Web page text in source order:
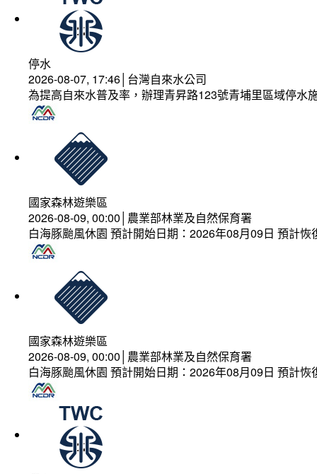
停水
2026-08-07, 17:46│台灣自來水公司
為提高自來水普及率，辦理青昇路123號青埔里區域停水
國家森林遊樂區
2026-08-09, 00:00│農業部林業及自然保育署
白海豚颱風休園 預計開始日期：2026年08月09日 預計
國家森林遊樂區
2026-08-09, 00:00│農業部林業及自然保育署
白海豚颱風休園 預計開始日期：2026年08月09日 預計